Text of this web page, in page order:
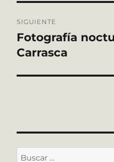
SIGUIENTE
Entrada
siguiente:
Fotografía
Carrasca
Buscar